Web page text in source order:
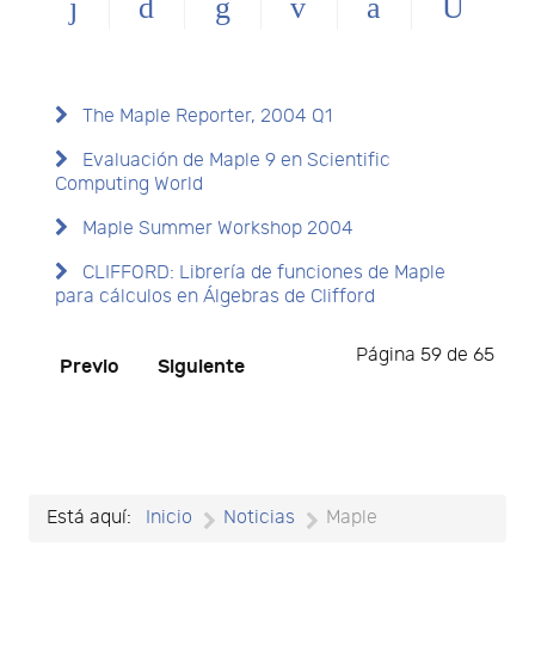
The Maple Reporter, 2004 Q1
Evaluación de Maple 9 en Scientific
Computing World
Maple Summer Workshop 2004
CLIFFORD: Librería de funciones de Maple
para cálculos en Álgebras de Clifford
Página 59 de 65
Previo Siguiente
Está aquí: Inicio Noticias Maple